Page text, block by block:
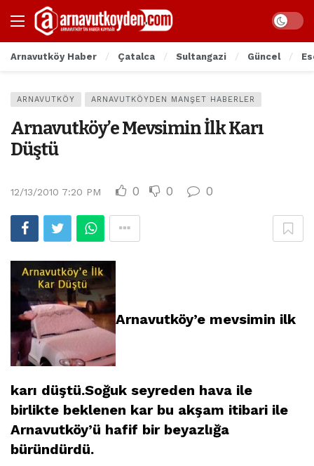
Arnavutköy Haber Çatalca Sultangazi Güncel
ARNAVUTKÖY ARNAVUTKÖYDEN MANŞET HABERLER
Arnavutköy’e Mevsimin İlk Karı
Düştü
12/13/2010 7:20 PM 0 0 0
Arnavutköy’e mevsimin ilk
karı düştü.Soğuk seyreden hava ile
birlikte beklenen kar bu akşam itibari ile
Arnavutköy’ü hafif bir beyazlığa
büründürdü.